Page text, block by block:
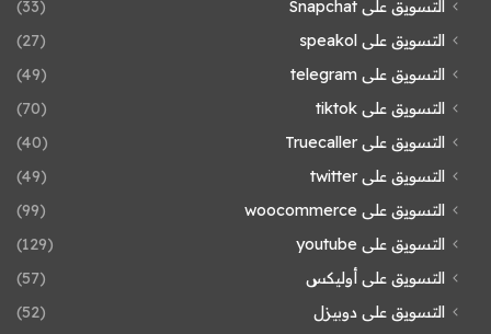
التسويق على Snapchat
(33)
التسويق على speakol
(27)
التسويق على telegram
(49)
التسويق على tiktok
(70)
التسويق على Truecaller
(40)
التسويق على twitter
(49)
التسويق على woocommerce
(99)
التسويق على youtube
(129)
التسويق على أوليكس
(57)
التسويق على دوبيزل
(52)